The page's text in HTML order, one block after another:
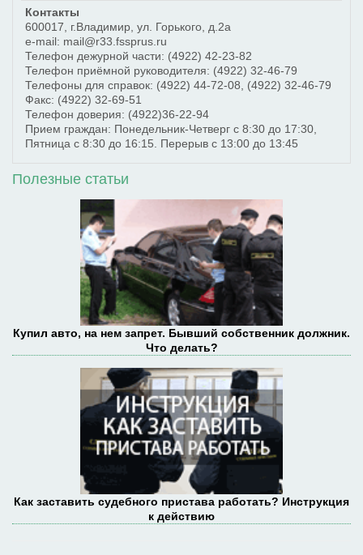
Контакты
600017
г.Владимир ул. Горького, д.2а
e-mail: mail@r33.fssprus.ru
Телефон дежурной части: (4922) 42-23-82
Телефон приёмной руководителя: (4922) 32-46-79
Телефоны для справок: (4922) 44-72-08
(4922) 32-46-79
Факс: (4922) 32-69-51
Телефон доверия: (4922)36-22-94
Прием граждан: Понедельник-Четверг с 8:30 до 17:30,
Пятница с 8:30 до 16:15. Перерыв с 13:00 до 13:45
Полезные статьи
Купил авто, на нем запрет. Бывший собственник должник.
Что делать?
Как заставить судебного пристава работать? Инструкция
к действию